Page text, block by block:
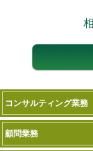
コンサルティング業務
顧問業務